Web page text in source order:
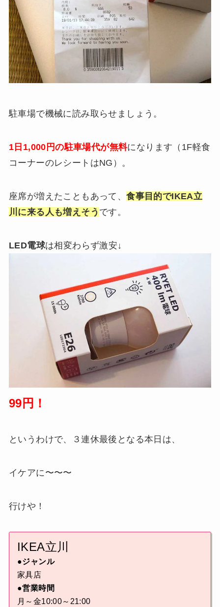
駐車場で機械に読み取らせましょう。
1日1,000円の駐車場代が無料になります（1F軽食
コーナーのレシートはNG）。
座席が増えたこともあって、食事目的でIKEA立
川に来る人も増えそう です。
LED電球は相変わらず激安↓
99円！
というわけで、３連休最後となる本日は、
イケアに〜〜〜
行けや！
IKEA立川
●ジャンル
家具店
●営業時間
月～金10:00～21:00